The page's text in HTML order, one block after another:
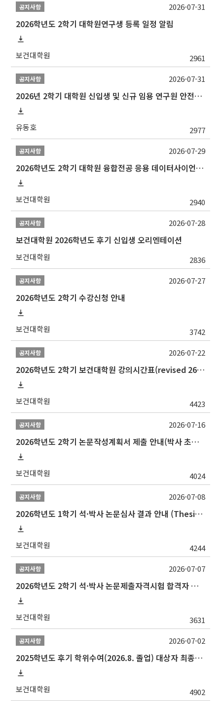
공지사항
2026학년도 2학기 대학원연구생 등록 일정 알림
보건대학원 2961
2026-07-31
공지사항
2026년 2학기 대학원 신입생 및 신규 임용 연구원 안전환경교육(신규교육) 실시 안내
유동호 2977
2026-07-31
공지사항
2026학년도 2학기 대학원 융합전공 응용 데이터사이언스 선발 계획 알림
보건대학원 2940
2026-07-29
공지사항
보건대학원 2026학년도 후기 신입생 오리엔테이션
보건대학원 2836
2026-07-28
공지사항
2026학년도 2학기 수강신청 안내
보건대학원 3742
2026-07-27
공지사항
2026학년도 2학기 보건대학원 강의시간표(revised 260803)(2026 2nd SEMESTER SNU GSPH TIMETABLE)
보건대학원 4423
2026-07-22
공지사항
2026학년도 2학기 논문작성계획서 제출 안내(박사 초심 일정 포함)_Thesis Proposal
보건대학원 4024
2026-07-16
공지사항
2026학년도 1학기 석·박사 논문심사 결과 안내 (Thesis Defense Result)
보건대학원 4244
2026-07-08
공지사항
2026학년도 2학기 석·박사 논문제출자격시험 합격자 공고(TSQ Exam Result)
보건대학원 3631
2026-07-07
공지사항
2025학년도 후기 학위수여(2026.8. 졸업) 대상자 최종인준 논문 제출 안내
보건대학원 4902
2026-07-02